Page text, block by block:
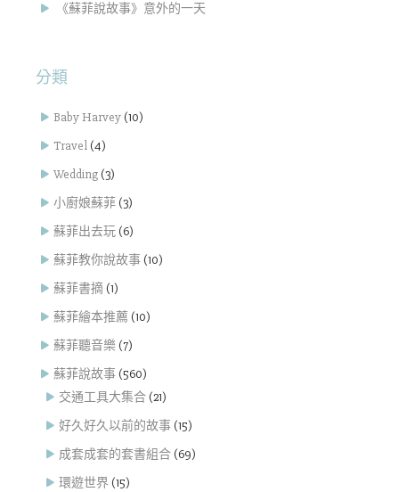
《蘇菲說故事》意外的一天
分類
Baby Harvey (10)
Travel (4)
Wedding (3)
小廚娘蘇菲 (3)
蘇菲出去玩 (6)
蘇菲教你說故事 (10)
蘇菲書摘 (1)
蘇菲繪本推薦 (10)
蘇菲聽音樂 (7)
蘇菲說故事 (560)
交通工具大集合 (21)
好久好久以前的故事 (15)
成套成套的套書組合 (69)
環遊世界 (15)